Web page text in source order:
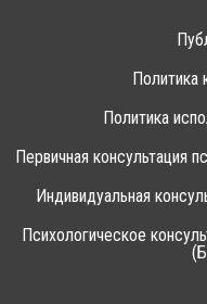
Политика
Политика
Первичная консультация
Индивидуальная
Психологическое